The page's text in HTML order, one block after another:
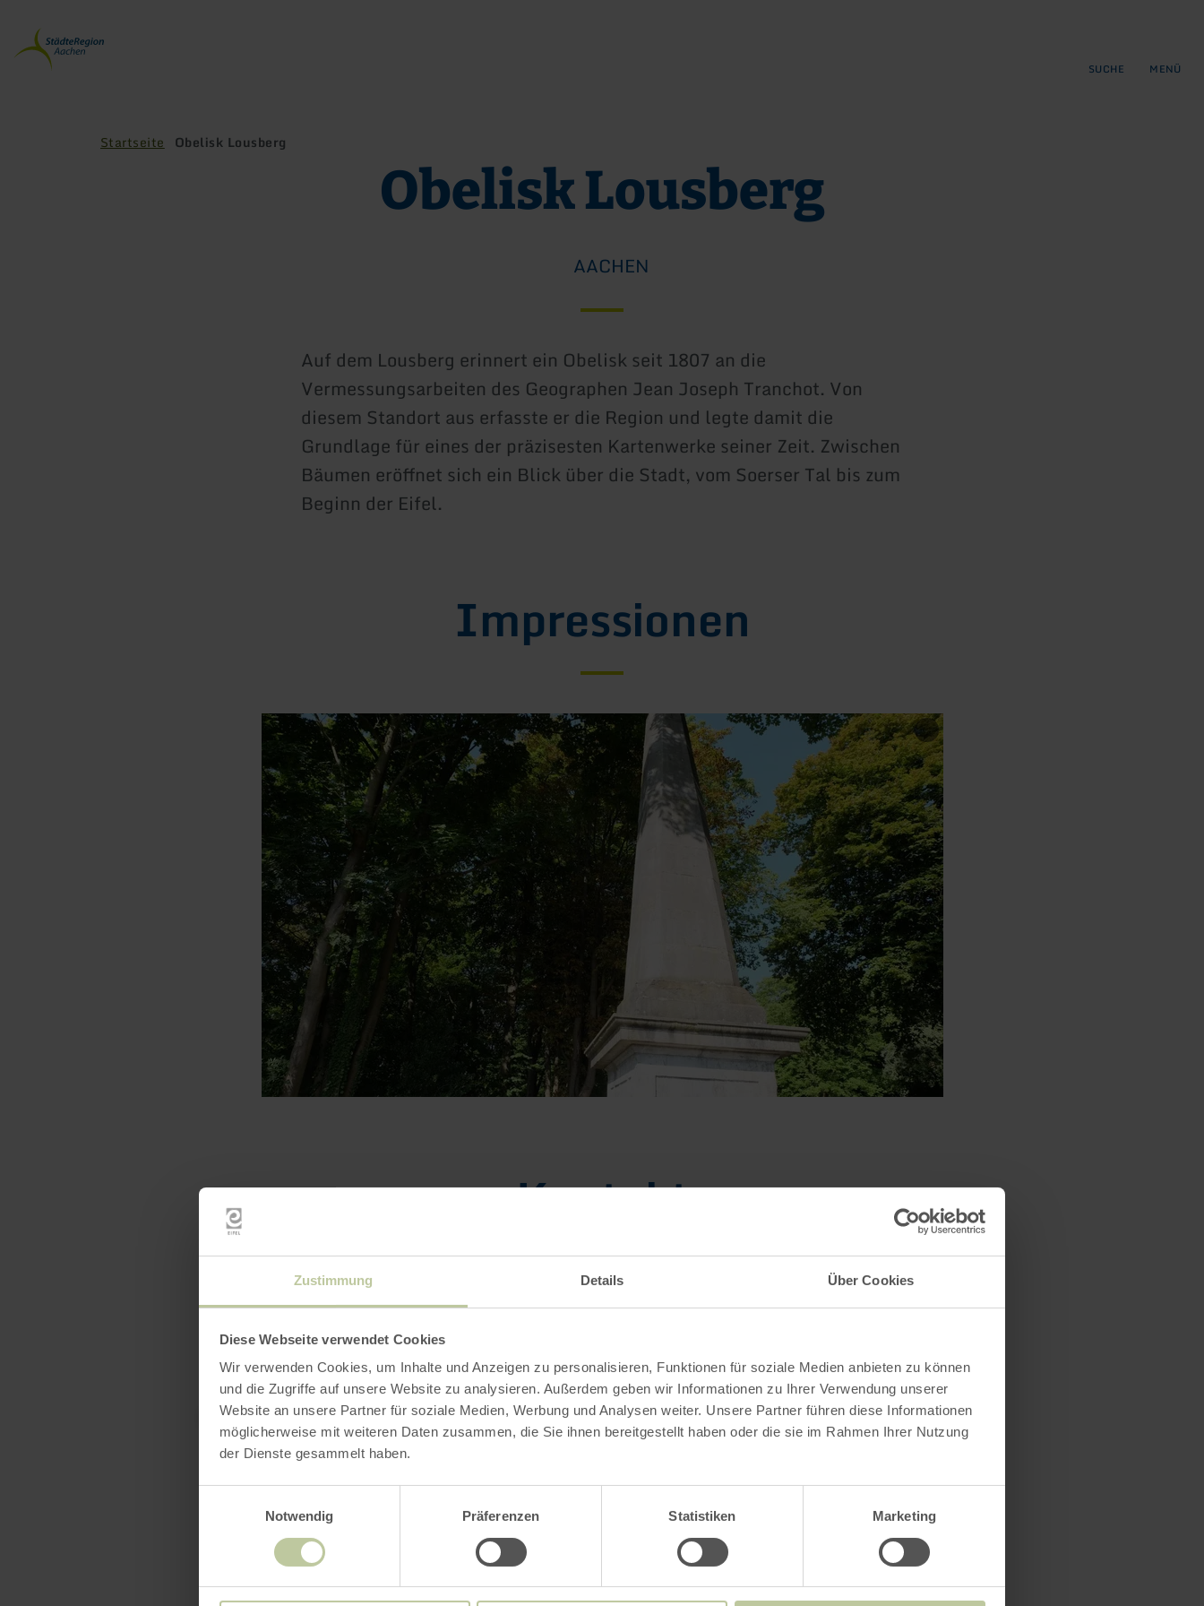
Zustimmung Details Über Cookies
Diese Webseite verwendet Cookies
Wir verwenden Cookies, um Inhalte und Anzeigen zu personalisieren, Funktionen für soziale Medien anbieten zu können
und die Zugriffe auf unsere Website zu analysieren. Außerdem geben wir Informationen zu Ihrer Verwendung unserer
Website an unsere Partner für soziale Medien, Werbung und Analysen weiter. Unsere Partner führen diese Informationen
möglicherweise mit weiteren Daten zusammen, die Sie ihnen bereitgestellt haben oder die sie im Rahmen Ihrer Nutzung
der Dienste gesammelt haben.
Notwendig
Präferenzen Statistiken Marketing
Zurück
zur
Startseite
SUCHE MENÜ
Startseite Obelisk Lousberg
Obelisk Lousberg
AACHEN
Auf dem Lousberg erinnert ein Obelisk seit 1807 an die
Vermessungsarbeiten des Geographen Jean Joseph Tranchot. Von
diesem Standort aus erfasste er die Region und legte damit die
Grundlage für eines der präzisesten Kartenwerke seiner Zeit. Zwischen
Bäumen eröffnet sich ein Blick über die Stadt, vom Soerser Tal bis zum
Beginn der Eifel.
Impressionen
Kontakt
Obelisk Lousberg
52070 Aachen
Anreise planen
in Karte anzeigen
Webseite